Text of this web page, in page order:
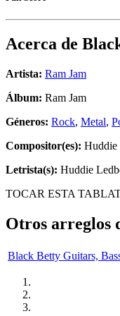
Acerca de
Artista: Ram Jam
Álbum: Ram Jam
Géneros: Rock, Metal,
Compositor(es): Huddie
Letrista(s): Huddie
TOCAR ESTA
Otros arreglos
Black Betty Guitars,